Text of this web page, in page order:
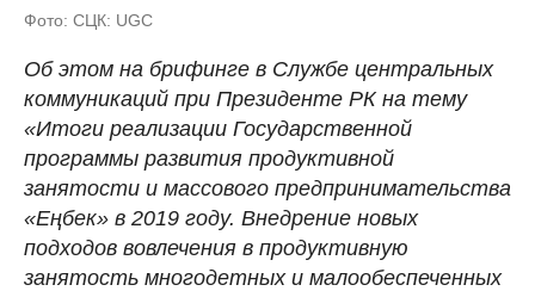
Фото: СЦК: UGC
Об этом на брифинге в Службе центральных
коммуникаций при Президенте РК на тему
«Итоги реализации Государственной
программы развития продуктивной
занятости и массового предпринимательства
«Еңбек» в 2019 году. Внедрение новых
подходов вовлечения в продуктивную
занятость многодетных и малообеспеченных